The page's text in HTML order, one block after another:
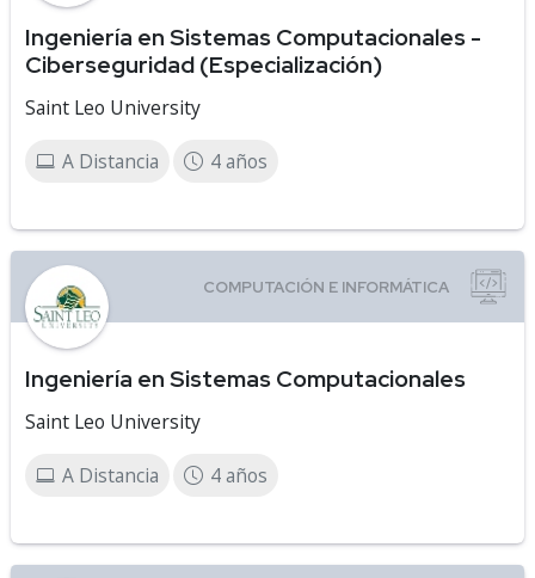
Ingeniería en Sistemas Computacionales -
Ciberseguridad (Especialización)
Saint Leo University
A Distancia 4 años
Ingeniería en Sistemas Computacionales
Saint Leo University
A Distancia 4 años